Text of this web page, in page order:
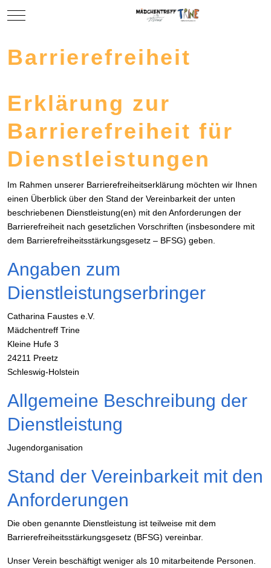
Mobile Menu Toggle
Barrierefreiheit
Erklärung zur
Barrierefreiheit für
Dienstleistungen
Im Rahmen unserer Barrierefreiheitserklärung möchten wir Ihnen
einen Überblick über den Stand der Vereinbarkeit der unten
beschriebenen Dienstleistung(en) mit den Anforderungen der
Barrierefreiheit nach gesetzlichen Vorschriften (insbesondere mit
dem Barrierefreiheitsstärkungsgesetz – BFSG) geben.
Angaben zum
Dienstleistungserbringer
Catharina Faustes e.V.
Mädchentreff Trine
Kleine Hufe 3
24211 Preetz
Schleswig-Holstein
Allgemeine Beschreibung der
Dienstleistung
Jugendorganisation
Stand der Vereinbarkeit mit den
Anforderungen
Die oben genannte Dienstleistung ist teilweise mit dem
Barrierefreiheitsstärkungsgesetz (BFSG) vereinbar.
Unser Verein beschäftigt weniger als 10 mitarbeitende Personen.